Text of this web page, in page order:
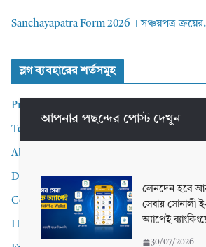
Sanchayapatra Form 2026 । সঞ্চয়পত্র
ব্লগ ব্যবহারের শর্তসমুহ
Privacy Policy
Terms and Conditions
About me
Disclaimer
Contact Me
Home
আপনার পছন্দের পোস্ট দেখুন
লেনদেন হবে
সেবায় সোনালী
অ্যাপেই
30/07/2026